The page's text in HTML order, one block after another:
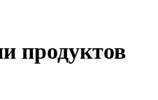
продуктов